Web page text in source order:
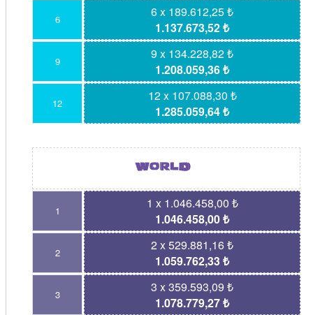
6
6 x 189.612,25 ₺
1.137.673,52 ₺
9
9 x 134.228,82 ₺
1.208.059,36 ₺
12
12 x 107.088,30 ₺
1.285.059,64 ₺
1
1 x 1.046.458,00 ₺
1.046.458,00 ₺
2
2 x 529.881,16 ₺
1.059.762,33 ₺
3
3 x 359.593,09 ₺
1.078.779,27 ₺